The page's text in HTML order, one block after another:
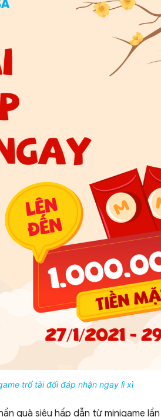
trổ tài đối đáp nhận ngay lì xì
quà siêu hấp dẫn từ minigame